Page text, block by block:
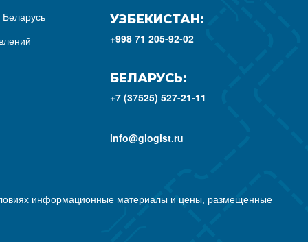
Беларусь
УЗБЕКИСТАН:
+998 71 205-92-02
БЕЛАРУСЬ:
+7 (37525) 527-21-11
info@glogist.ru
информационные материалы и цены, размещенные